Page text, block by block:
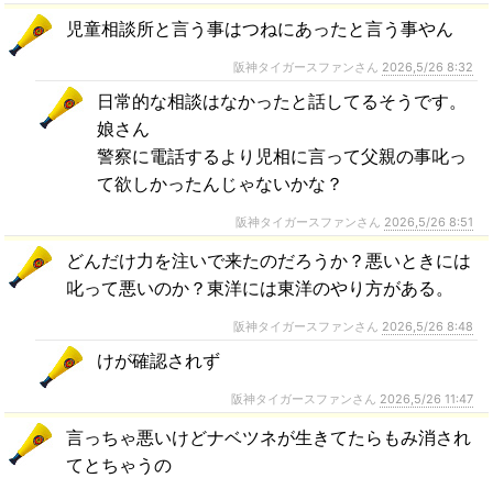
児童相談所と言う事はつねにあったと言う事やん
阪神タイガースファンさん 2026,5/26 8:32
日常的な相談はなかったと話してるそうです。
娘さん
警察に電話するより児相に言って父親の事叱っ
て欲しかったんじゃないかな？
阪神タイガースファンさん 2026,5/26 8:51
どんだけ力を注いで来たのだろうか？悪いときには
叱って悪いのか？東洋には東洋のやり方がある。
阪神タイガースファンさん 2026,5/26 8:48
けが確認されず
阪神タイガースファンさん 2026,5/26 11:47
言っちゃ悪いけどナベツネが生きてたらもみ消され
てとちゃうの